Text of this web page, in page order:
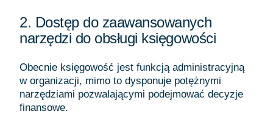
2. Dostęp do zaawansowanych
narzędzi do obsługi księgowości
Obecnie księgowość jest funkcją administracyjną
w organizacji, mimo to dysponuje potężnymi
narzędziami pozwalającymi podejmować decyzje
finansowe.